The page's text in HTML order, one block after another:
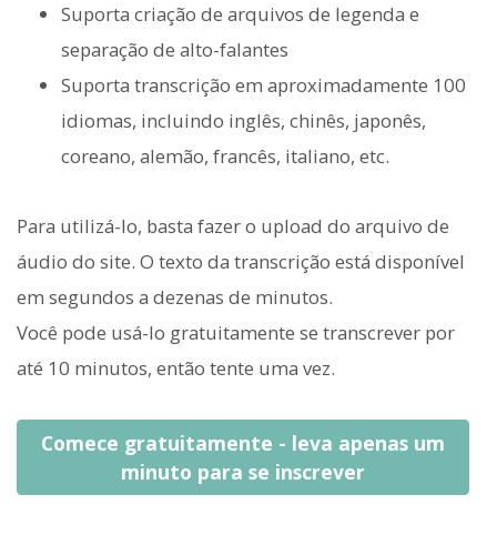
Suporta criação de arquivos de legenda e
separação de alto-falantes
Suporta transcrição em aproximadamente 100
idiomas, incluindo inglês, chinês, japonês,
coreano, alemão, francês, italiano, etc.
Para utilizá-lo, basta fazer o upload do arquivo de
áudio do site. O texto da transcrição está disponível
em segundos a dezenas de minutos.
Você pode usá-lo gratuitamente se transcrever por
até 10 minutos, então tente uma vez.
Comece gratuitamente - leva apenas um
minuto para se inscrever